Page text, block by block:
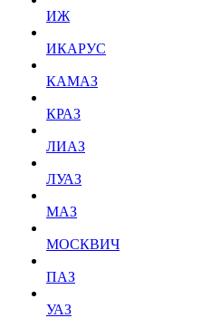
ИЖ
ИКАРУС
КАМАЗ
КРАЗ
ЛИАЗ
ЛУАЗ
МАЗ
МОСКВИЧ
ПАЗ
УАЗ